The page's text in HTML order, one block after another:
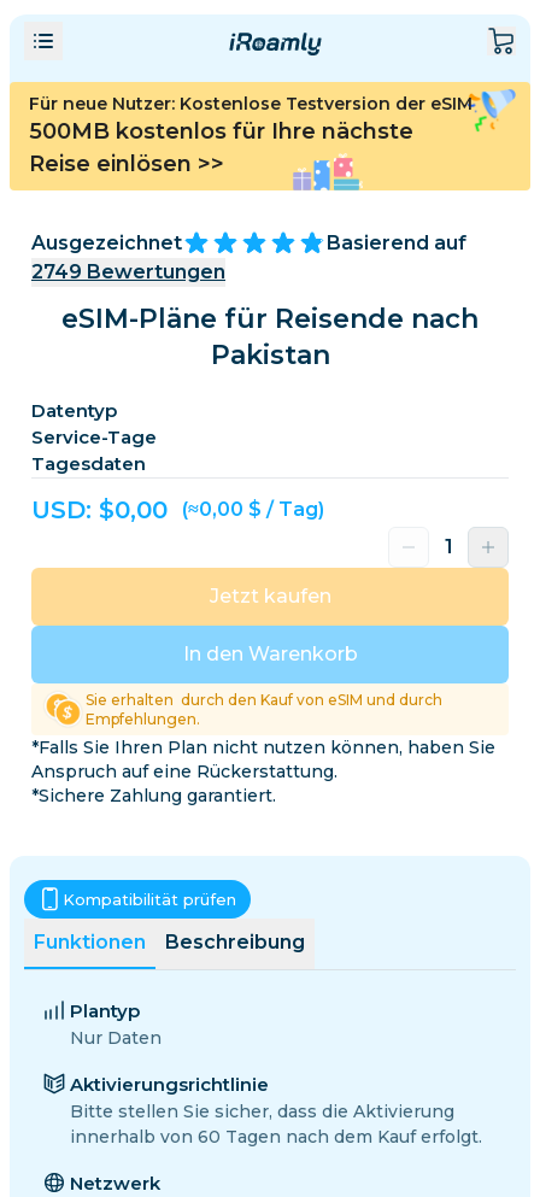
Für neue Nutzer: Kostenlose Testversion der eSIM
500MB kostenlos für Ihre nächste
Reise einlösen >>
Ausgezeichnet
Basierend auf
2749 Bewertungen
eSIM-Pläne für Reisende nach
Pakistan
Datentyp
Service-Tage
Tagesdaten
USD: $0,00 (≈0,00 $ / Tag)
In den Warenkorb
Jetzt kaufen
Sie erhalten durch den Kauf von eSIM und durch
Empfehlungen.
*Falls Sie Ihren Plan nicht nutzen können, haben Sie
Anspruch auf eine Rückerstattung.
*Sichere Zahlung garantiert.
Funktionen Beschreibung
Kompatibilität prüfen
Plantyp
Nur Daten
Aktivierungsrichtlinie
Bitte stellen Sie sicher, dass die Aktivierung
innerhalb von 60 Tagen nach dem Kauf erfolgt.
Netzwerk